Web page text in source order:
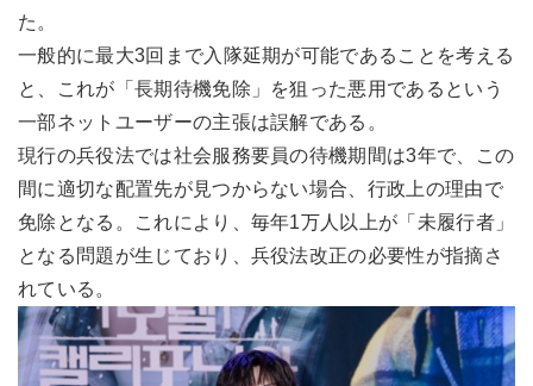
た。
一般的に最大3回まで入隊延期が可能であることを考える
と、これが「長期待機免除」を狙った悪用であるという
一部ネットユーザーの主張は誤解である。
現行の兵役法では社会服務要員の待機期間は3年で、この
間に適切な配置先が見つからない場合、行政上の理由で
免除となる。これにより、毎年1万人以上が「未履行者」
となる問題が生じており、兵役法改正の必要性が指摘さ
れている。